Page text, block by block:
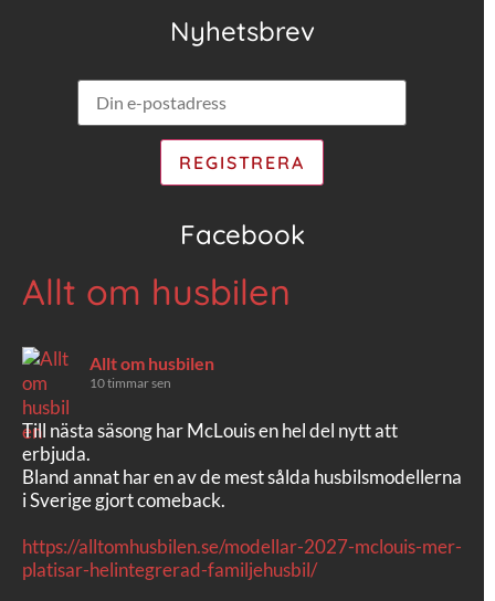
Nyhetsbrev
Facebook
Allt om husbilen
Allt om husbilen
10 timmar sen
Till nästa säsong har McLouis en hel del nytt att
erbjuda.
Bland annat har en av de mest sålda husbilsmodellerna
i Sverige gjort comeback.
https://alltomhusbilen.se/modellar-2027-mclouis-mer-
platisar-helintegrerad-familjehusbil/